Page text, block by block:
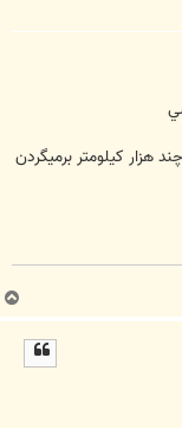
هزار کيلومتر برميگردن
ب
ا